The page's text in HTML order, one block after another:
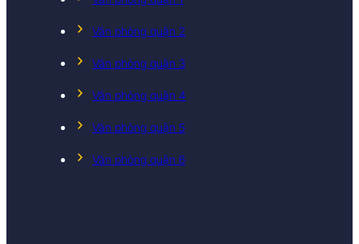
Văn phòng quận 2
Văn phòng quận 3
Văn phòng quận 4
Văn phòng quận 5
Văn phòng quận 6